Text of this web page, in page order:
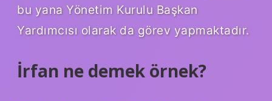
bu yana Yönetim Kurulu Başkan
Yardımcısı olarak da görev yapmaktadır.
İrfan ne demek örnek?